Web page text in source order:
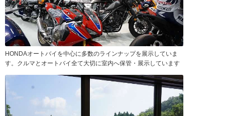
HONDAオートバイを中心に多数のラインナップを展示していま
す。クルマとオートバイ全て大切に室内へ保管・展示しています